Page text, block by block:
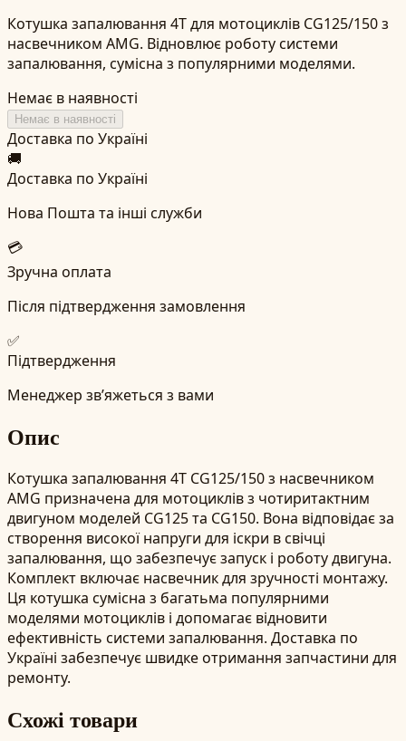
Котушка запалювання 4T для мотоциклів CG125/150 з
насвечником AMG. Відновлює роботу системи
запалювання, сумісна з популярними моделями.
Немає в наявності
Немає в наявності
Доставка по Україні
🚚
Доставка по Україні
Нова Пошта та інші служби
💳
Зручна оплата
Після підтвердження замовлення
✅
Підтвердження
Менеджер зв’яжеться з вами
Опис
Котушка запалювання 4T CG125/150 з насвечником
AMG призначена для мотоциклів з чотиритактним
двигуном моделей CG125 та CG150. Вона відповідає за
створення високої напруги для іскри в свічці
запалювання, що забезпечує запуск і роботу двигуна.
Комплект включає насвечник для зручності монтажу.
Ця котушка сумісна з багатьма популярними
моделями мотоциклів і допомагає відновити
ефективність системи запалювання. Доставка по
Україні забезпечує швидке отримання запчастини для
ремонту.
Схожі товари